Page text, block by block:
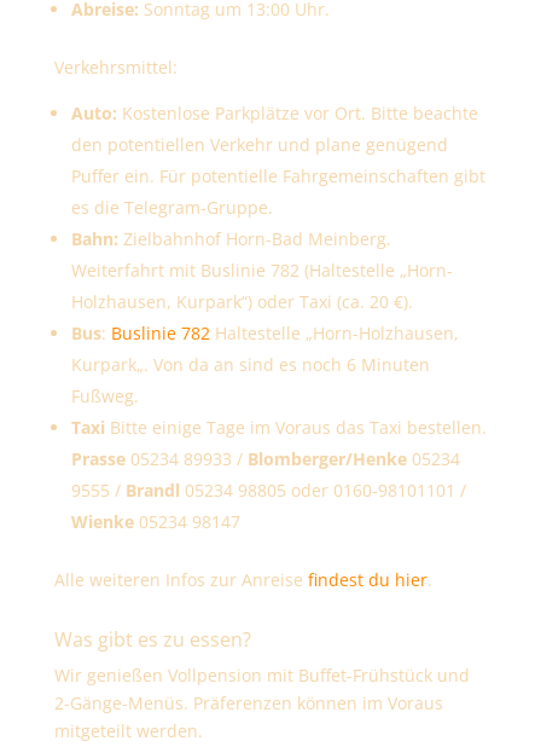
Abreise: Sonntag um 13:00 Uhr.
Verkehrsmittel:
Auto: Kostenlose Parkplätze vor Ort. Bitte beachte
den potentiellen Verkehr und plane genügend
Puffer ein. Für potentielle Fahrgemeinschaften gibt
es die Telegram-Gruppe.
Bahn: Zielbahnhof Horn-Bad Meinberg.
Weiterfahrt mit Buslinie 782 (Haltestelle „Horn-
Holzhausen, Kurpark“) oder Taxi (ca. 20 €).
Bus: Buslinie 782 Haltestelle „Horn-Holzhausen,
Kurpark„. Von da an sind es noch 6 Minuten
Fußweg.
Taxi Bitte einige Tage im Voraus das Taxi bestellen.
Prasse05234 89933 / Blomberger/Henke05234
9555 / Brandl 05234 98805 oder 0160-98101101 /
Wienke05234 98147
Alle weiteren Infos zur Anreise findest du hier.
Was gibt es zu essen?
Wir genießen Vollpension mit Buffet-Frühstück und
2-Gänge-Menüs. Präferenzen können im Voraus
mitgeteilt werden.